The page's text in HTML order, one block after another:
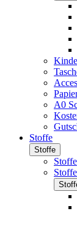
A0
Stoffe
Stoffe
Stoffe